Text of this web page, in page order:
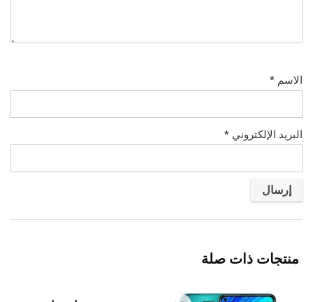
الاسم *
البريد الإلكتروني *
منتجات ذات صلة